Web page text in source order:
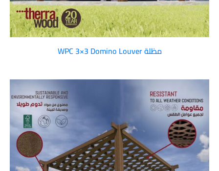
مظلة WPC 3×3 Domino Louver